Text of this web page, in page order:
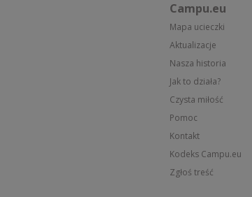
Campu.eu
Mapa ucieczki
Aktualizacje
Nasza historia
Jak to działa?
Czysta miłość
Pomoc
Kontakt
Kodeks Campu.eu
Zgłoś treść